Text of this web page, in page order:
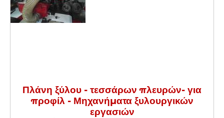
Πλάνη ξύλου - τεσσάρων πλευρών- για
προφίλ - Μηχανήματα ξυλουργικών
εργασιών